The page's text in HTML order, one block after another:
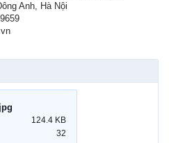
Anh, Hà Nội
124.4 KB
32